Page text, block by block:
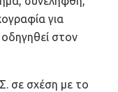
για
στον
σε σχέση με το